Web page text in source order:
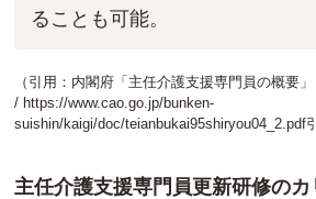
ることも可能。
（引用：内閣府「主任介護支援専門員の概要」
/ https://www.cao.go.jp/bunken-
suishin/kaigi/doc/teianbukai95shiryou04_2.pdf
主任介護支援専門員更新研修の